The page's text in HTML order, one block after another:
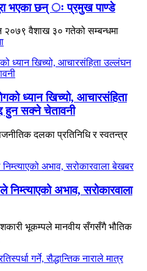
पूरा भएका छन् ः प्रमुख पाण्डे
२०७९ वैशाख ३० गतेको सम्बन्धमा
ध्यान खिच्यो, आचारसंहिता
हुन सक्ने चेतावनी
दलका प्रतिनिधि र स्वतन्त्र
निम्त्याएको अभाव, सरोकारवाला
भूकम्पले मानवीय सँगसँगै भौतिक